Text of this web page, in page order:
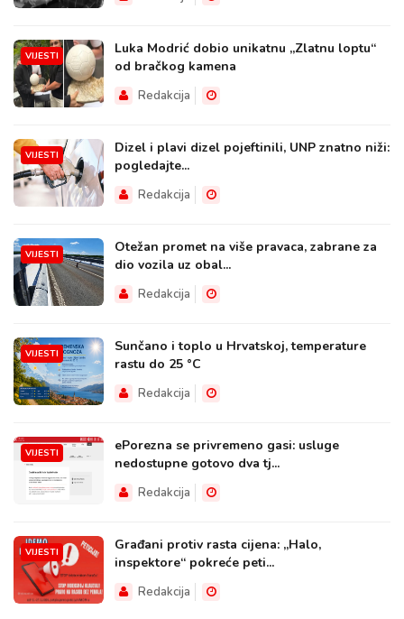
VIJESTI
Luka Modrić dobio unikatnu „Zlatnu loptu“
od bračkog kamena
Redakcija
VIJESTI
Dizel i plavi dizel pojeftinili, UNP znatno niži:
pogledajte...
Redakcija
VIJESTI
Otežan promet na više pravaca, zabrane za
dio vozila uz obal...
Redakcija
VIJESTI
Sunčano i toplo u Hrvatskoj, temperature
rastu do 25 °C
Redakcija
VIJESTI
ePorezna se privremeno gasi: usluge
nedostupne gotovo dva tj...
Redakcija
VIJESTI
Građani protiv rasta cijena: „Halo,
inspektore“ pokreće peti...
Redakcija